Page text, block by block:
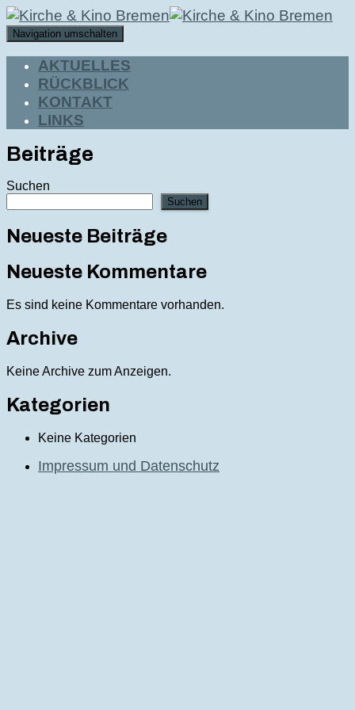
Navigation umschalten
AKTUELLES
RÜCKBLICK
KONTAKT
LINKS
Beiträge
Suchen
Suchen
Neueste Beiträge
Neueste Kommentare
Es sind keine Kommentare vorhanden.
Archive
Keine Archive zum Anzeigen.
Kategorien
Keine Kategorien
Impressum und Datenschutz